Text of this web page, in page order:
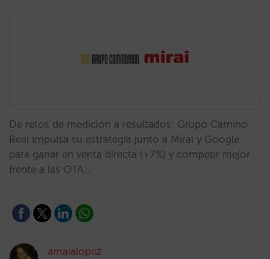
De retos de medición a resultados: Grupo Camino
Real impulsa su estrategia junto a Mirai y Google
para ganar en venta directa (+7%) y competir mejor
frente a las OTA.…
amaialopez